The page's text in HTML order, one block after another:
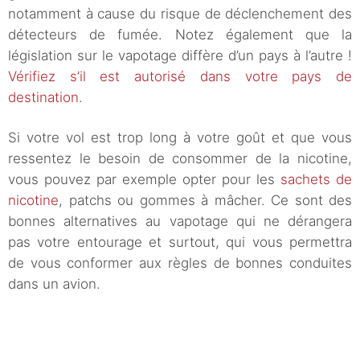
notamment à cause du risque de déclenchement des
détecteurs de fumée. Notez également que la
législation sur le vapotage diffère d’un pays à l’autre !
Vérifiez s’il est autorisé dans votre pays de
destination.
Si votre vol est trop long à votre goût et que vous
ressentez le besoin de consommer de la nicotine,
vous pouvez par exemple opter pour les sachets de
nicotine, patchs ou gommes à mâcher. Ce sont des
bonnes alternatives au vapotage qui ne dérangera
pas votre entourage et surtout, qui vous permettra
de vous conformer aux règles de bonnes conduites
dans un avion.